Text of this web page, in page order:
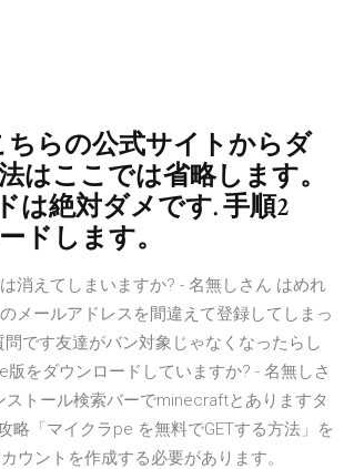
ちらの公式サイトからダ
はここでは省略します。
は絶対ダメです. 手順2
ドします。
消えてしまいますか? - 名無しさん はめれ
メールアドレスを間違えて登録してしまっ
です友達がバン対象じゃなくなったらし
をダウンロードしていますか? - 名無しさ
トール検索バーでminecraftとありますタ
「マイクラpe を無料でGETする方法」を
ウントを作成する必要があります。